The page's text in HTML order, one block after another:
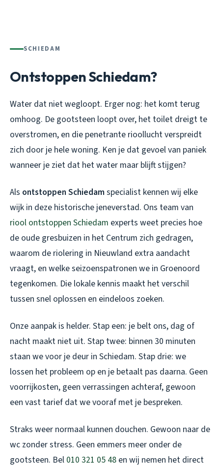
SCHIEDAM
Ontstoppen Schiedam?
Water dat niet wegloopt. Erger nog: het komt terug
omhoog. De gootsteen loopt over, het toilet dreigt te
overstromen, en die penetrante rioollucht verspreidt
zich door je hele woning. Ken je dat gevoel van paniek
wanneer je ziet dat het water maar blijft stijgen?
Als ontstoppen Schiedam specialist kennen wij elke
wijk in deze historische jeneverstad. Ons team van
riool ontstoppen Schiedam experts weet precies hoe
de oude gresbuizen in het Centrum zich gedragen,
waarom de riolering in Nieuwland extra aandacht
vraagt, en welke seizoenspatronen we in Groenoord
tegenkomen. Die lokale kennis maakt het verschil
tussen snel oplossen en eindeloos zoeken.
Onze aanpak is helder. Stap een: je belt ons, dag of
nacht maakt niet uit. Stap twee: binnen 30 minuten
staan we voor je deur in Schiedam. Stap drie: we
lossen het probleem op en je betaalt pas daarna. Geen
voorrijkosten, geen verrassingen achteraf, gewoon
een vast tarief dat we vooraf met je bespreken.
Straks weer normaal kunnen douchen. Gewoon naar de
wc zonder stress. Geen emmers meer onder de
gootsteen. Bel 010 321 05 48 en wij nemen het direct